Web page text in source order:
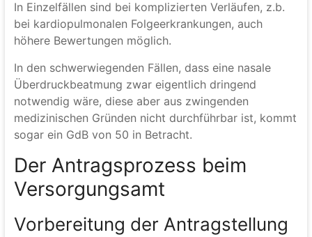
In Einzelfällen sind bei komplizierten Verläufen, z.b.
bei kardiopulmonalen Folgeerkrankungen, auch
höhere Bewertungen möglich.
In den schwerwiegenden Fällen, dass eine nasale
Überdruckbeatmung zwar eigentlich dringend
notwendig wäre, diese aber aus zwingenden
medizinischen Gründen nicht durchführbar ist, kommt
sogar ein GdB von 50 in Betracht.
Der Antragsprozess beim
Versorgungsamt
Vorbereitung der Antragstellung